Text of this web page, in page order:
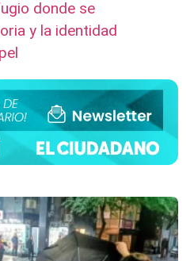
donde se
y la identidad